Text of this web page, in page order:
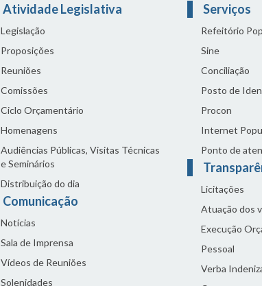
Atividade Legislativa
Legislação
Proposições
Reuniões
Comissões
Ciclo Orçamentário
Homenagens
Audiências Públicas, Visitas Técnicas
e Seminários
Distribuição do dia
Comunicação
Notícias
Sala de Imprensa
Vídeos de Reuniões
Solenidades
Serviços
Refeitório
Sine
Conciliação
Posto de
Procon
Internet
Ponto de
Licitações
Atuação dos
Execução
Pessoal
Verba